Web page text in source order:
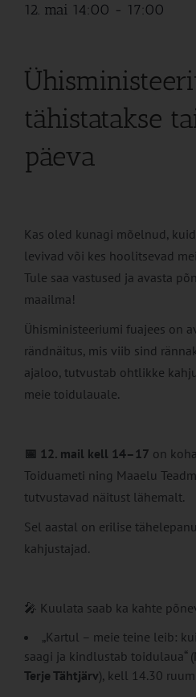
12. mai 14:00 - 17:00
tähistatakse
päeva
Kas oled kunagi mõelnud,
levivad või kes hoolitsevad
Tule saa vastused ja avasta
maailma!
Ühisministeeriumi fuajees on
rändnäitus, mis viib sind
ajaloo, tutvustab ohtlikke
meie toidulauale.
📅 12. mail kell 14–17 on
Toiduameti ning Maaelu
tutvustavad näitust lähemalt.
Sel aastal on erilise
kahjustajad.
🎤 Kuulata saab ka kahte
„Kartul – meie teine leib:
saagi ja kindlustab toidulaua“
Terje Tähtjärv), kell 14.30